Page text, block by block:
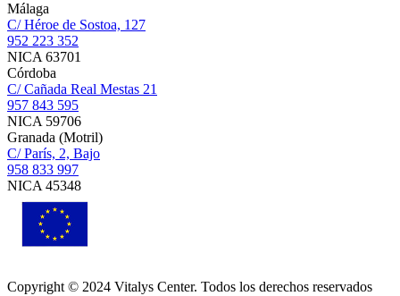
Málaga
C/ Héroe de Sostoa, 127
952 223 352
NICA 63701
Córdoba
C/ Cañada Real Mestas 21
957 843 595
NICA 59706
Granada (Motril)
C/ París, 2, Bajo
958 833 997
NICA 45348
Copyright © 2024 Vitalys Center. Todos los derechos reservados